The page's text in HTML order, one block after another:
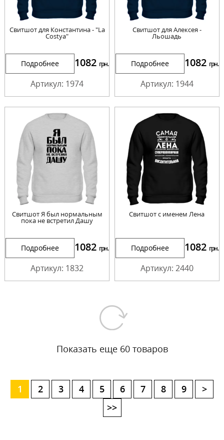
Свитшот для Константина - "La
Costya"
Подробнее 1082 грн.
Артикул: 1974
Свитшот для Алексея -
Льошадь
Подробнее 1082 грн.
Артикул: 1944
Свитшот Я был нормальным
пока не встретил Дашу
Подробнее 1082 грн.
Артикул: 1832
Свитшот с именем Лена
Подробнее 1082 грн.
Артикул: 2440
Показать еще 60 товаров
1 2 3 4 5 6 7 8 9
>
>>